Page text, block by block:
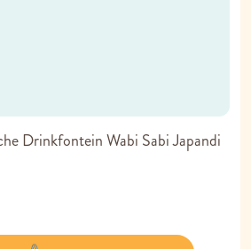
Drinkfontein Wabi Sabi Japandi